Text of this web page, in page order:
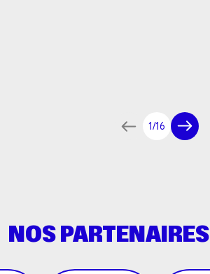
1/16
NOS PARTENAIRES